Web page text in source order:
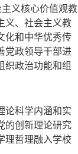
义核心价值观教
义、社会主义教
化和中华优秀传
党政领导干部进
织政治功能和组
论科学内涵和实
的创新理论研究
理哲理融入学校